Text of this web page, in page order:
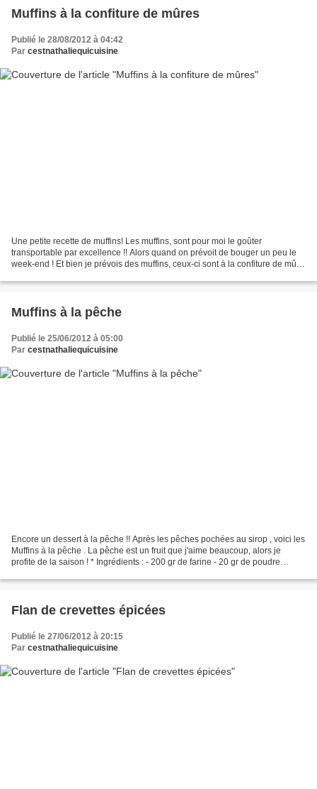
Muffins à la confiture de mûres
Publié le 28/08/2012 à 04:42
Par cestnathaliequicuisine
Une petite recette de muffins! Les muffins, sont pour moi le goûter
transportable par excellence !! Alors quand on prévoit de bouger un peu le
week-end ! Et bien je prévois des muffins, ceux-ci sont à la confiture de mûre
Muffins à la pêche
Publié le 25/06/2012 à 05:00
Par cestnathaliequicuisine
Encore un dessert à la pêche !! Après les pêches pochées au sirop , voici les
Muffins à la pêche . La pêche est un fruit que j'aime beaucoup, alors je
profite de la saison ! * Ingrédients : - 200 gr de farine - 20 gr de poudre
Flan de crevettes épicées
Publié le 27/06/2012 à 20:15
Par cestnathaliequicuisine